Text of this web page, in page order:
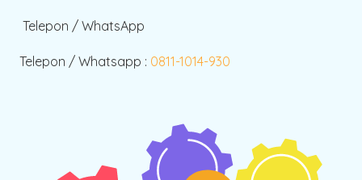
Telepon / WhatsApp
Telepon / Whatsapp : 0811-1014-930